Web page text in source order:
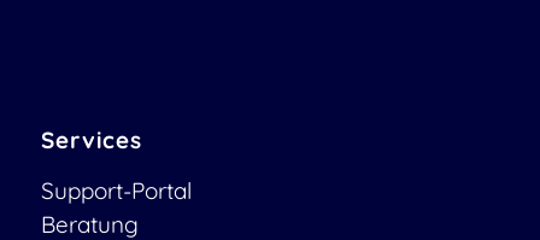
Services
Support-Portal
Beratung